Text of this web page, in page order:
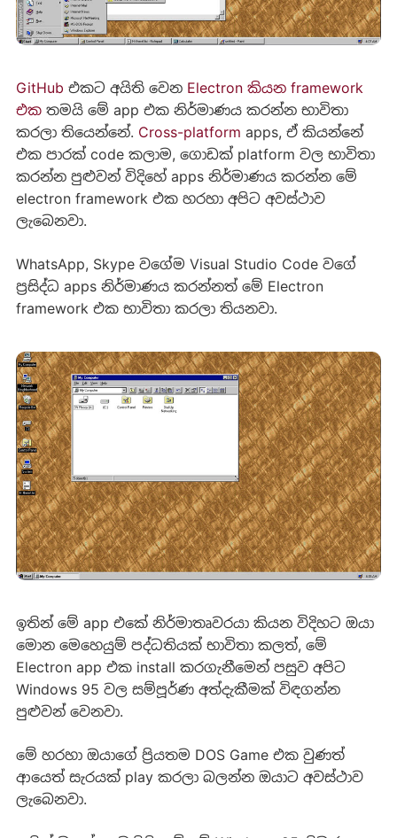
GitHub එකට අයිති වෙන Electron කියන framework
එකතමයි මේ app එක නිර්මාණය කරන්න භාවිතා
කරලා තියෙන්නේ. Cross-platform apps, ඒ කියන්නේ
එක පාරක් code කලාම, ගොඩක් platform වල භාවිතා
කරන්න පුළුවන් විදිහේ apps නිර්මාණය කරන්න මේ
electron framework එක හරහා අපිට අවස්ථාව
ලැබෙනවා.
WhatsApp, Skype වගේම Visual Studio Code වගේ
ප්‍රසිද්ධ apps නිර්මාණය කරන්නත් මේ Electron
framework එක භාවිතා කරලා තියනවා.
ඉතින් මේ app එකේ නිර්මාතෘවරයා කියන විදිහට ඔයා
මොන මෙහෙයුම් පද්ධතියක් භාවිතා කලත්, මේ
Electron app එක install කරගැනීමෙන් පසුව අපිට
Windows 95 වල සම්පූර්ණ අත්දැකීමක් විඳගන්න
පුළුවන් වෙනවා.
මේ හරහා ඔයාගේ ප්‍රියතම DOS Game එක වුණත්
ආයෙත් සැරයක් play කරලා බලන්න ඔයාට අවස්ථාව
ලැබෙනවා.